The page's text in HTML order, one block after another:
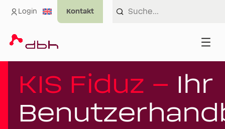
Login
KIS Fiduz – Ihr